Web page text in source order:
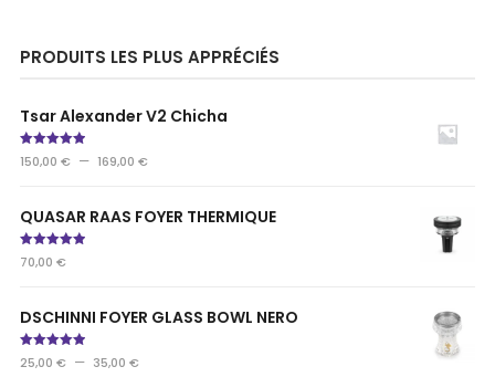
PRODUITS LES PLUS APPRÉCIÉS
Tsar Alexander V2 Chicha
Note5.00
sur 5
150,00 € – 169,00 €
QUASAR RAAS FOYER THERMIQUE
Note5.00
sur 5
70,00 €
DSCHINNI FOYER GLASS BOWL NERO
Note5.00
sur 5
25,00 € – 35,00 €